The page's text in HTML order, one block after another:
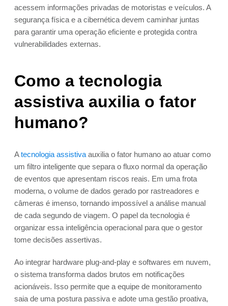
acessem informações privadas de motoristas e veículos. A
segurança física e a cibernética devem caminhar juntas
para garantir uma operação eficiente e protegida contra
vulnerabilidades externas.
Como a tecnologia
assistiva auxilia o fator
humano?
Atecnologia assistiva auxilia o fator humano ao atuar como
um filtro inteligente que separa o fluxo normal da operação
de eventos que apresentam riscos reais. Em uma frota
moderna, o volume de dados gerado por rastreadores e
câmeras é imenso, tornando impossível a análise manual
de cada segundo de viagem. O papel da tecnologia é
organizar essa inteligência operacional para que o gestor
tome decisões assertivas.
Ao integrar hardware plug-and-play e softwares em nuvem,
o sistema transforma dados brutos em notificações
acionáveis. Isso permite que a equipe de monitoramento
saia de uma postura passiva e adote uma gestão proativa,